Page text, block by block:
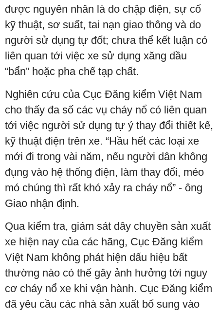
được nguyên nhân là do chập điện, sự cố
kỹ thuật, sơ suất, tai nạn giao thông và do
người sử dụng tự đốt; chưa thể kết luận có
liên quan tới việc xe sử dụng xăng dầu
“bẩn” hoặc pha chế tạp chất.
Nghiên cứu của Cục Đăng kiểm Việt Nam
cho thấy đa số các vụ cháy nổ có liên quan
tới việc người sử dụng tự ý thay đổi thiết kế,
kỹ thuật điện trên xe. “Hầu hết các loại xe
mới đi trong vài năm, nếu người dân không
đụng vào hệ thống điện, làm thay đổi, méo
mó chúng thì rất khó xảy ra cháy nổ” - ông
Giao nhận định.
Qua kiểm tra, giám sát dây chuyền sản xuất
xe hiện nay của các hãng, Cục Đăng kiểm
Việt Nam không phát hiện dấu hiệu bất
thường nào có thể gây ảnh hưởng tới nguy
cơ cháy nổ xe khi vận hành. Cục Đăng kiểm
đã yêu cầu các nhà sản xuất bổ sung vào